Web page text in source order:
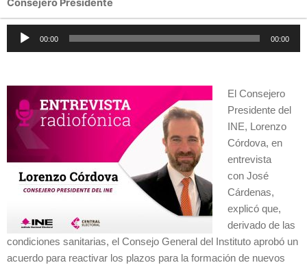
Reproductor
00:00 00:00
El Consejero
Presidente del
INE, Lorenzo
Córdova, en
entrevista
con José
Cárdenas,
explicó que,
derivado de las
condiciones sanitarias, el Consejo General del Instituto aprobó un
acuerdo para reactivar los plazos para la formación de nuevos